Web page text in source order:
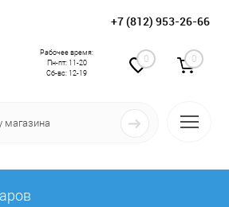
+7 (812) 953-26-66
0 0
Рабочее время:
Пн-пт: 11-20
Сб-вс: 12-19